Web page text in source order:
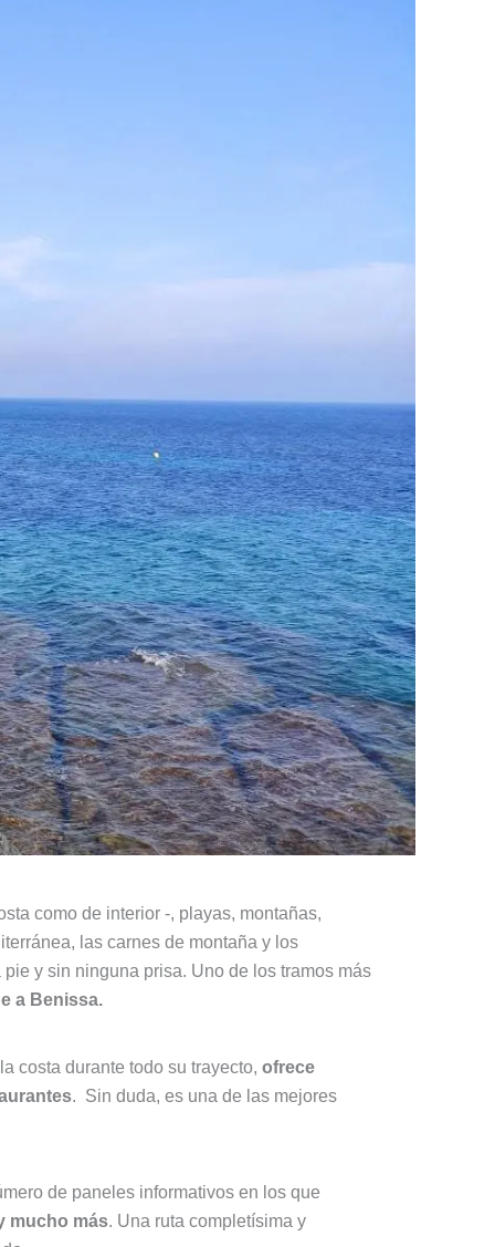
como de interior -, playas, montañas,
las carnes de montaña y los
y sin ninguna prisa. Uno de los tramos más
a Benissa.
costa durante todo su trayecto, ofrece
. Sin duda, es una de las mejores
de paneles informativos en los que
mucho más. Una ruta completísima y